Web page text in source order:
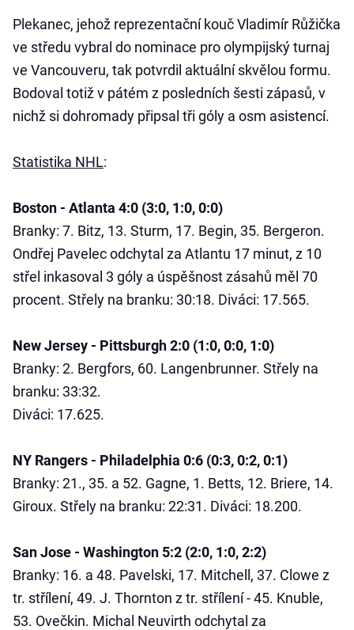
Plekanec, jehož reprezentační kouč Vladimír Růžička
ve středu vybral do nominace pro olympijský turnaj
ve Vancouveru, tak potvrdil aktuální skvělou formu.
Bodoval totiž v pátém z posledních šesti zápasů, v
nichž si dohromady připsal tři góly a osm asistencí.
Statistika NHL:
Boston - Atlanta 4:0 (3:0, 1:0, 0:0)
Branky: 7. Bitz, 13. Sturm, 17. Begin, 35. Bergeron.
Ondřej Pavelec odchytal za Atlantu 17 minut, z 10
střel inkasoval 3 góly a úspěšnost zásahů měl 70
procent. Střely na branku: 30:18. Diváci: 17.565.
New Jersey - Pittsburgh 2:0 (1:0, 0:0, 1:0)
Branky: 2. Bergfors, 60. Langenbrunner. Střely na
branku: 33:32.
Diváci: 17.625.
NY Rangers - Philadelphia 0:6 (0:3, 0:2, 0:1)
Branky: 21., 35. a 52. Gagne, 1. Betts, 12. Briere, 14.
Giroux. Střely na branku: 22:31. Diváci: 18.200.
San Jose - Washington 5:2 (2:0, 1:0, 2:2)
Branky: 16. a 48. Pavelski, 17. Mitchell, 37. Clowe z
tr. střílení, 49. J. Thornton z tr. střílení - 45. Knuble,
53. Ovečkin. Michal Neuvirth odchytal za